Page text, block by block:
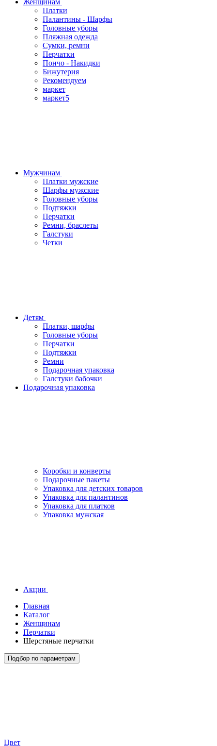
Женщинам
Платки
Палантины - Шарфы
Головные уборы
Пляжная одежда
Сумки, ремни
Перчатки
Пончо - Накидки
Бижутерия
Рекомендуем
маркет
маркет5
Мужчинам
Платки мужские
Шарфы мужские
Головные уборы
Подтяжки
Перчатки
Ремни, браслеты
Галстуки
Четки
Детям
Платки, шарфы
Головные уборы
Перчатки
Подтяжки
Ремни
Подарочная упаковка
Галстуки бабочки
Подарочная упаковка
Коробки и конверты
Подарочные пакеты
Упаковка для детских товаров
Упаковка для палантинов
Упаковка для платков
Упаковка мужская
Акции
Главная
Каталог
Женщинам
Перчатки
Шерстяные перчатки
Цвет